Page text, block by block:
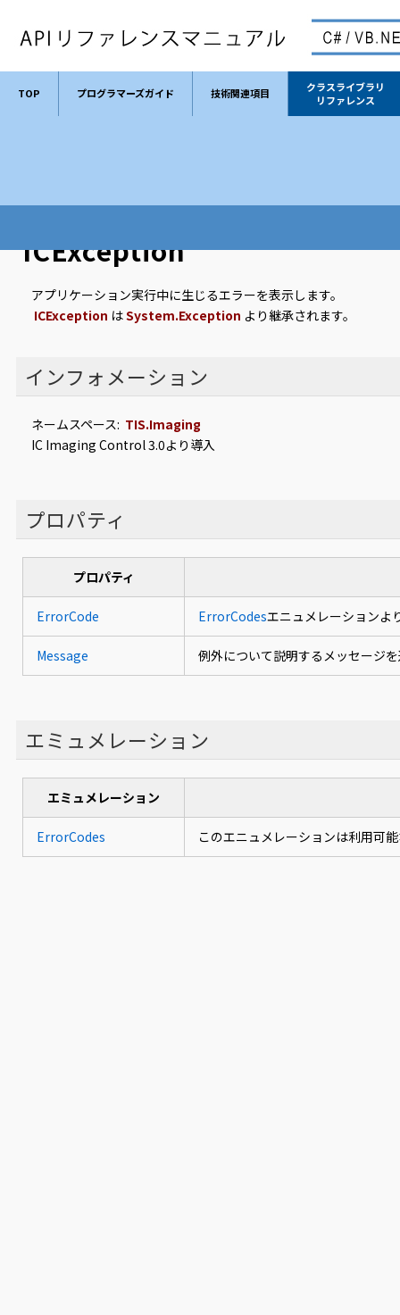
TOP プログラマーズガイド 技術関連項目
クラスライブラリ
リファレンス
ICException
アプリケーション実行中に生じるエラーを表示します。
ICException はSystem.Exception より継承されます。
インフォメーション
ネームスペース: TIS.Imaging
IC Imaging Control 3.0より導入
プロパティ
プロパティ
ErrorCode ErrorCodesエニュメレーションよ
Message 例外について説明するメッセージ
エミュメレーション
エミュメレーション
ErrorCodes このエニュメレーションは利用可